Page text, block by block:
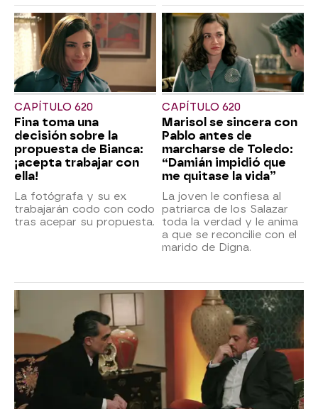
CAPÍTULO 620
Fina toma una
decisión sobre la
propuesta de Bianca:
¡acepta trabajar con
ella!
La fotógrafa y su ex
trabajarán codo con codo
tras acepar su propuesta.
CAPÍTULO 620
Marisol se sincera con
Pablo antes de
marcharse de Toledo:
“Damián impidió que
me quitase la vida”
La joven le confiesa al
patriarca de los Salazar
toda la verdad y le anima
a que se reconcilie con el
marido de Digna.